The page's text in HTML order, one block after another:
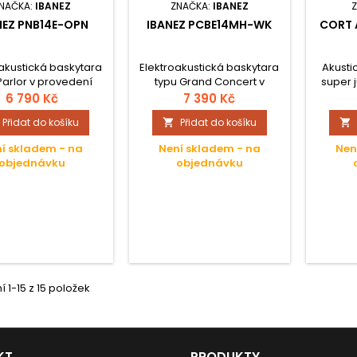
IBANEZ
PNB14E-OPN
baskytara
v provedení
open pore s tělem z
javorovým
a firemní
Ibanez
6 790 Kč
Přidat do košíku
skladem - na
objednávku
ZNAČKA: IBANEZ
IBANEZ PCBE14MH-WK
Elektroakustická baskytara
typu Grand Concert v
černém provedení open
pore a tělem z okoume,
javorovým krkem a firemní
elekronikou Ibanez
Undersaddle.
7 390 Kč
 Přidat do košíku
Není skladem - na
objednávku
CORT
super
luby z

15 z 15 položek